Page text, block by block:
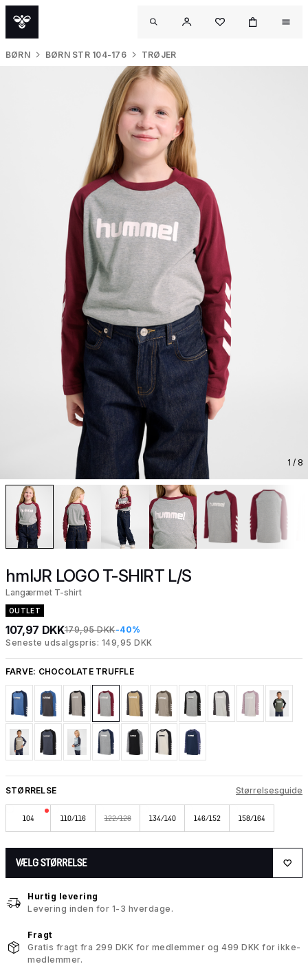
BØRN BØRN STR 104-176 TRØJER
1 / 8
hmlJR LOGO T-SHIRT L/S
Langærmet T-shirt
OUTLET
107,97 DKK179,95 DKK-40%
Seneste udsalgspris: 149,95 DKK
FARVE: CHOCOLATE TRUFFLE
STØRRELSE Størrelsesguide
104 110/116 122/128 134/140 146/152 158/164
VÆLG STØRRELSE
Hurtig levering
Levering inden for 1-3 hverdage.
Fragt
Gratis fragt fra 299 DKK for medlemmer og 499 DKK for ikke-
medlemmer.